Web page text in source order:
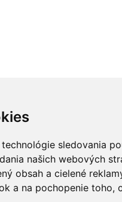
sledovania
našich webových
obsah a cielené
a na pochopenie toho,